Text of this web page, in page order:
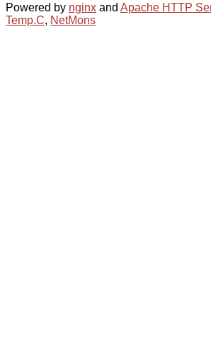
Powered by nginx and Apache HTTP
Temp.C, NetMons